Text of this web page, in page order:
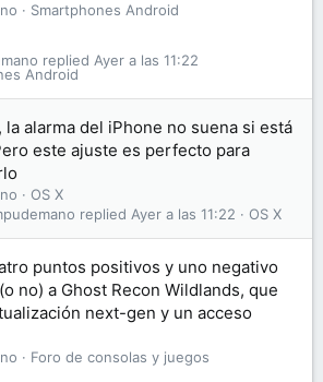
Smartphones Android
Android
Ayer a las 11:22
la alarma del iPhone no suena si está
este ajuste es perfecto para
OS X
OS X
Ayer a las 11:22
puntos positivos y uno negativo
no) a Ghost Recon Wildlands, que
next-gen y un acceso
Foro de consolas y juegos